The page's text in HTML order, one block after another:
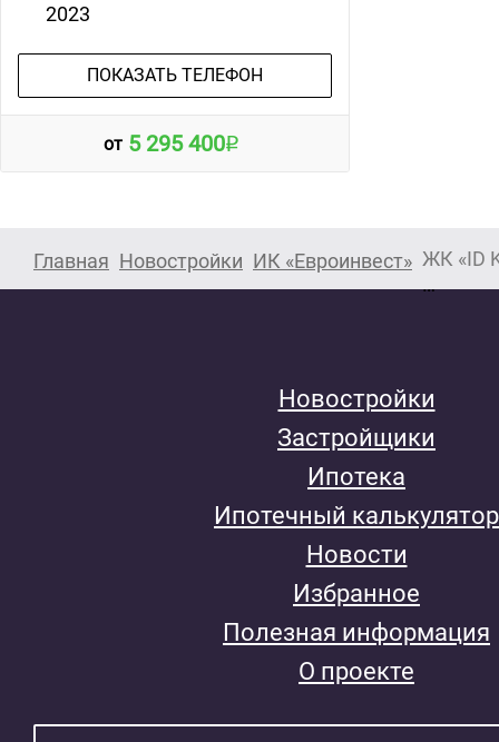
2023
ПОКАЗАТЬ ТЕЛЕФОН
от 5 295 400
Главная Новостройки ИК «Евроинвест» ЖК «ID
Новостройки
Застройщики
Ипотека
Ипотечный калькулятор
Новости
Избранное
Полезная информация
О проекте